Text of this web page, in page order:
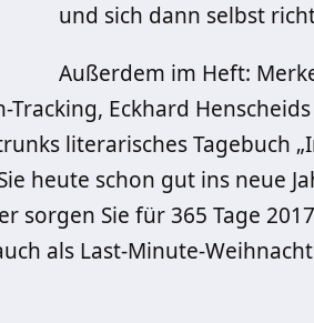
und sich dann selbst
Außerdem im Heft:
Tracking, Eckhard
literarisches Tagebuch
heute schon gut ins neue
sorgen Sie für 365 Tage
als Last-Minute-